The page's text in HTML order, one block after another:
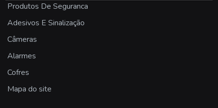
sensor de presença industrial
sensor fotocélula
Produtos De Seguranca
Adesivos E Sinalização
Câmeras
Alarmes
Cofres
Mapa do site